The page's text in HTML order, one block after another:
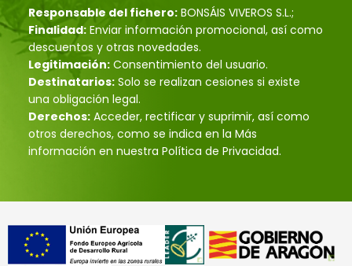
Responsable del fichero: BONSÁIS VIVEROS S.L.;
Finalidad: Enviar información promocional, así como
descuentos y otras novedades.
Legitimación: Consentimiento del usuario.
Destinatarios: Solo se realizan cesiones si existe
una obligación legal.
Derechos: Acceder, rectificar y suprimir, así como
otros derechos, como se indica en la Más
información en nuestra Política de Privacidad.